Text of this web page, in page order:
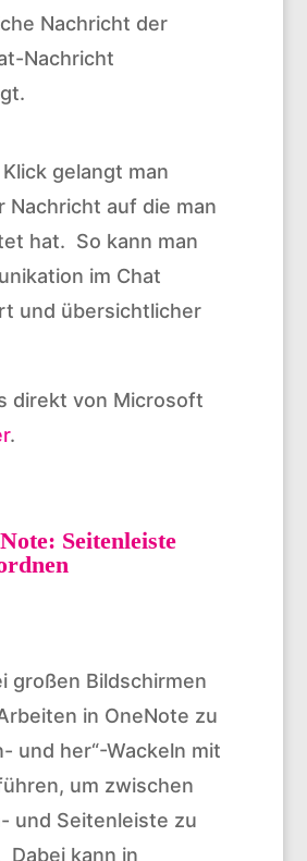
Nachricht der
Nachricht
gelangt man
Nachricht auf die man
hat. So kann man
im Chat
und übersichtlicher
direkt von Microsoft
.
Seitenleiste
großen Bildschirmen
in OneNote zu
und her“-Wackeln mit
um zwischen
und Seitenleiste zu
Dabei kann in